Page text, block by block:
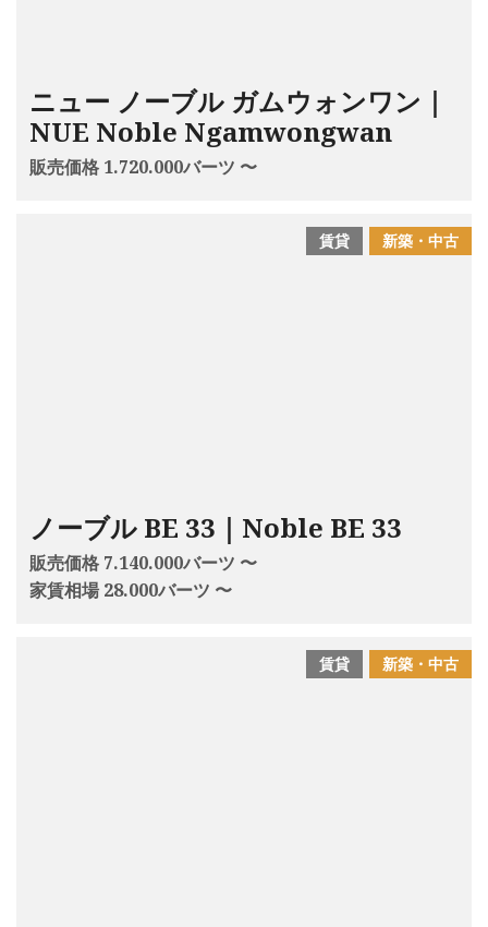
ニュー ノーブル ガムウォンワン｜
NUE Noble Ngamwongwan
販売価格 1.720.000バーツ 〜
新築・中古
賃貸
ノーブル BE 33｜Noble BE 33
販売価格 7.140.000バーツ 〜
家賃相場 28.000バーツ 〜
新築・中古
賃貸